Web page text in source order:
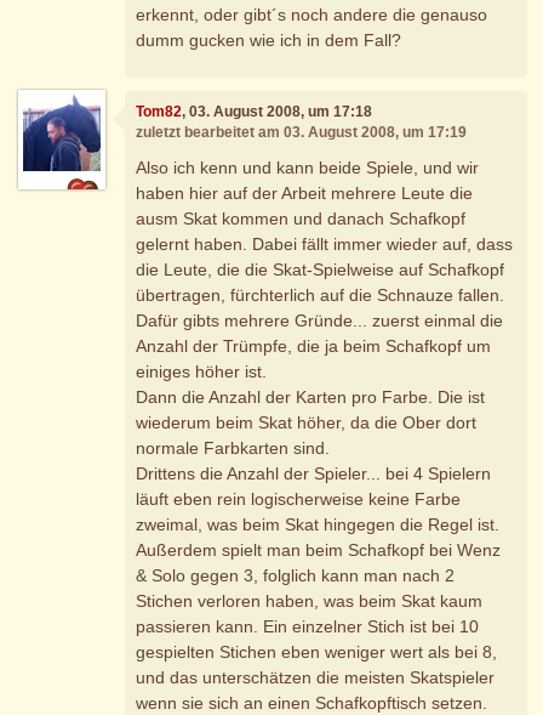
erkennt, oder gibt´s noch andere die genauso
dumm gucken wie ich in dem Fall?
Tom82, 03. August 2008, um 17:18
zuletzt bearbeitet am 03. August 2008, um 17:19
Also ich kenn und kann beide Spiele, und wir
haben hier auf der Arbeit mehrere Leute die
ausm Skat kommen und danach Schafkopf
gelernt haben. Dabei fällt immer wieder auf, dass
die Leute, die die Skat-Spielweise auf Schafkopf
übertragen, fürchterlich auf die Schnauze fallen.
Dafür gibts mehrere Gründe... zuerst einmal die
Anzahl der Trümpfe, die ja beim Schafkopf um
einiges höher ist.
Dann die Anzahl der Karten pro Farbe. Die ist
wiederum beim Skat höher, da die Ober dort
normale Farbkarten sind.
Drittens die Anzahl der Spieler... bei 4 Spielern
läuft eben rein logischerweise keine Farbe
zweimal, was beim Skat hingegen die Regel ist.
Außerdem spielt man beim Schafkopf bei Wenz
& Solo gegen 3, folglich kann man nach 2
Stichen verloren haben, was beim Skat kaum
passieren kann. Ein einzelner Stich ist bei 10
gespielten Stichen eben weniger wert als bei 8,
und das unterschätzen die meisten Skatspieler
wenn sie sich an einen Schafkopftisch setzen.